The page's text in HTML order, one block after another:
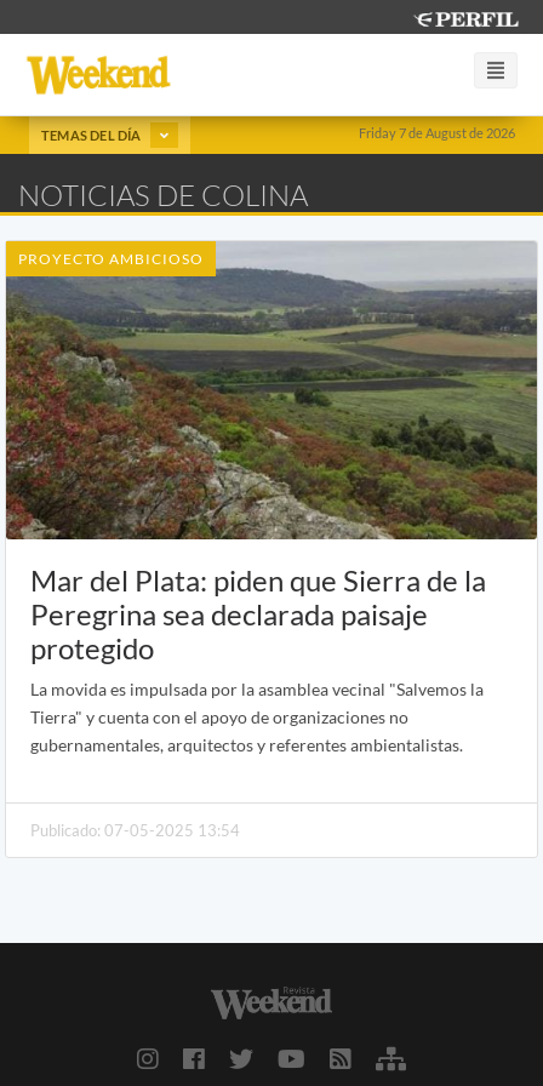
Friday 7 de August de 2026
TEMAS DEL DÍA
NOTICIAS DE COLINA
PROYECTO AMBICIOSO
Mar del Plata: piden que Sierra de la
Peregrina sea declarada paisaje
protegido
La movida es impulsada por la asamblea vecinal "Salvemos la
Tierra" y cuenta con el apoyo de organizaciones no
gubernamentales, arquitectos y referentes ambientalistas.
Publicado: 07-05-2025 13:54